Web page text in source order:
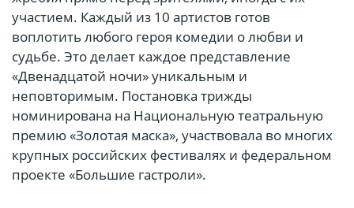
участием. Каждый из 10 артистов готов
воплотить любого героя комедии о любви и
судьбе. Это делает каждое представление
«Двенадцатой ночи» уникальным и
неповторимым. Постановка трижды
номинирована на Национальную театральную
премию «Золотая маска», участвовала во многих
крупных российских фестивалях и федеральном
проекте «Большие гастроли».